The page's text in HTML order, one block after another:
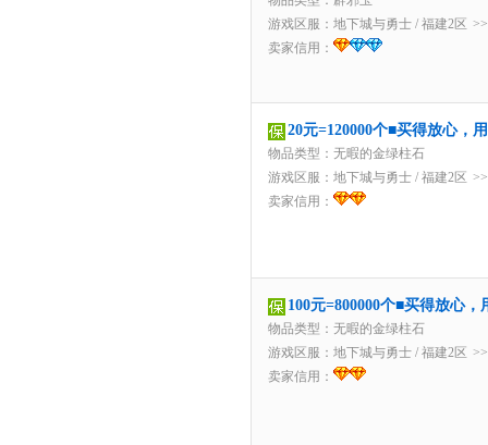
游戏区服： 地下城与勇士 / 福建2区
卖家信用：
20元=120000个■买得放心，
物品类型：无暇的金绿柱石
游戏区服： 地下城与勇士 / 福建2区
卖家信用：
100元=800000个■买得放心
物品类型：无暇的金绿柱石
游戏区服： 地下城与勇士 / 福建2区
卖家信用：